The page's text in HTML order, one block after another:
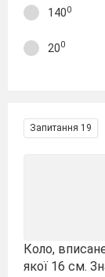
1400
200
Запитання 19
Коло,
якої 16 см.